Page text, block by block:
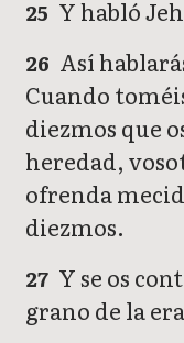
25 Y habló
26 Así
Cuando
diezmos que
heredad,
ofrenda
diezmos.
27 Y se os
grano de la